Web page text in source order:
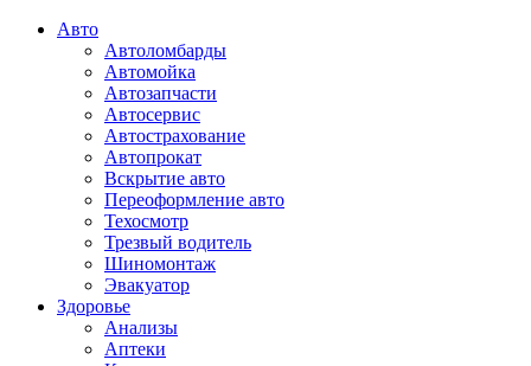
Авто
Автоломбарды
Автомойка
Автозапчасти
Автосервис
Автострахование
Автопрокат
Вскрытие авто
Переоформление авто
Техосмотр
Трезвый водитель
Шиномонтаж
Эвакуатор
Здоровье
Анализы
Аптеки